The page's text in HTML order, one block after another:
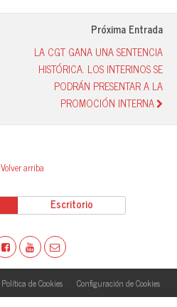
Próxima Entrada
LA CGT GANA UNA SENTENCIA
HISTÓRICA. LOS INTERINOS SE
PODRÁN PRESENTAR A LA
PROMOCIÓN INTERNA
Volver arriba
Escritorio
Política de Cookies Configuración de Cookies